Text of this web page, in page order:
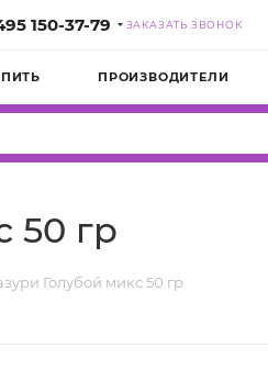
150-37-79 ЗАКАЗАТЬ ЗВОНОК
ПРОИЗВОДИТЕЛИ
50 гр
Голубой микс 50 гр